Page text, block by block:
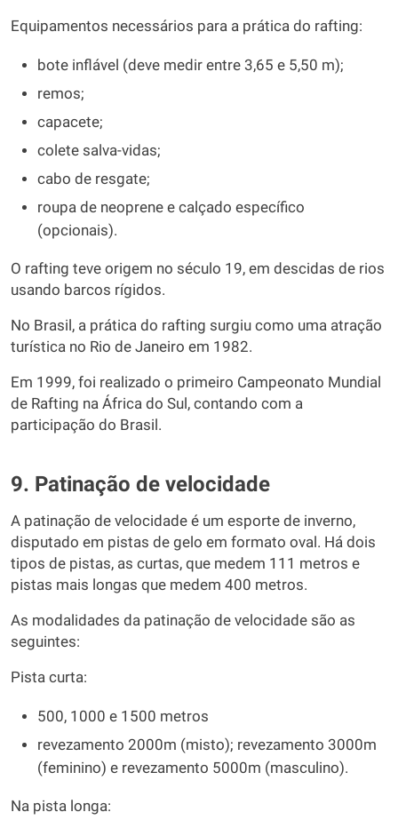
Equipamentos necessários para a prática do rafting:
bote inflável (deve medir entre 3,65 e 5,50 m);
remos;
capacete;
colete salva-vidas;
cabo de resgate;
roupa de neoprene e calçado específico
(opcionais).
O rafting teve origem no século 19, em descidas de rios
usando barcos rígidos.
No Brasil, a prática do rafting surgiu como uma atração
turística no Rio de Janeiro em 1982.
Em 1999, foi realizado o primeiro Campeonato Mundial
de Rafting na África do Sul, contando com a
participação do Brasil.
9. Patinação de velocidade
A patinação de velocidade é um esporte de inverno,
disputado em pistas de gelo em formato oval. Há dois
tipos de pistas, as curtas, que medem 111 metros e
pistas mais longas que medem 400 metros.
As modalidades da patinação de velocidade são as
seguintes:
Pista curta:
500, 1000 e 1500 metros
revezamento 2000m (misto); revezamento 3000m
(feminino) e revezamento 5000m (masculino).
Na pista longa: